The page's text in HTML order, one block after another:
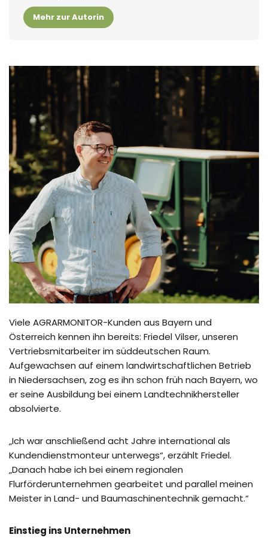
Mehr zur Autorin
Viele AGRARMONITOR-Kunden aus Bayern und
Österreich kennen ihn bereits: Friedel Vilser, unseren
Vertriebsmitarbeiter im süddeutschen Raum.
Aufgewachsen auf einem landwirtschaftlichen Betrieb
in Niedersachsen, zog es ihn schon früh nach Bayern, wo
er seine Ausbildung bei einem Landtechnikhersteller
absolvierte.
„Ich war anschließend acht Jahre international als
Kundendienstmonteur unterwegs“, erzählt Friedel.
„Danach habe ich bei einem regionalen
Flurförderunternehmen gearbeitet und parallel meinen
Meister in Land- und Baumaschinentechnik gemacht.“
Einstieg ins Unternehmen